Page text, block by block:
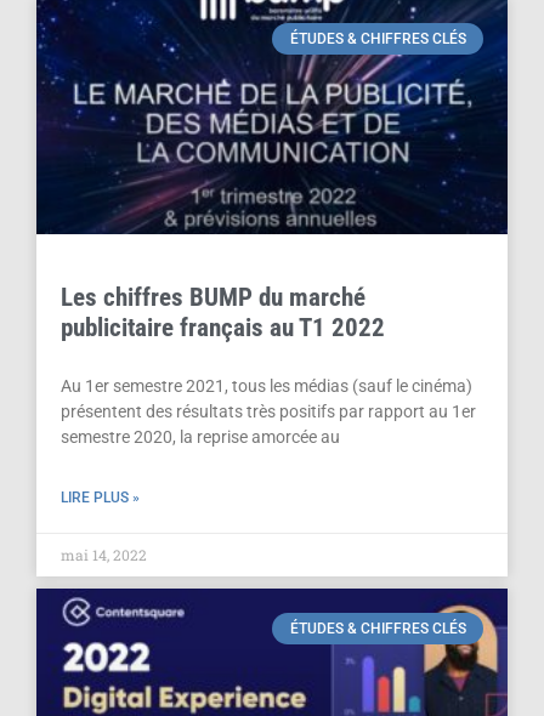
ÉTUDES & CHIFFRES CLÉS
Les chiffres BUMP du marché
publicitaire français au T1 2022
Au 1er semestre 2021, tous les médias (sauf le cinéma)
présentent des résultats très positifs par rapport au 1er
semestre 2020, la reprise amorcée au
LIRE PLUS »
mai 14, 2022
ÉTUDES & CHIFFRES CLÉS